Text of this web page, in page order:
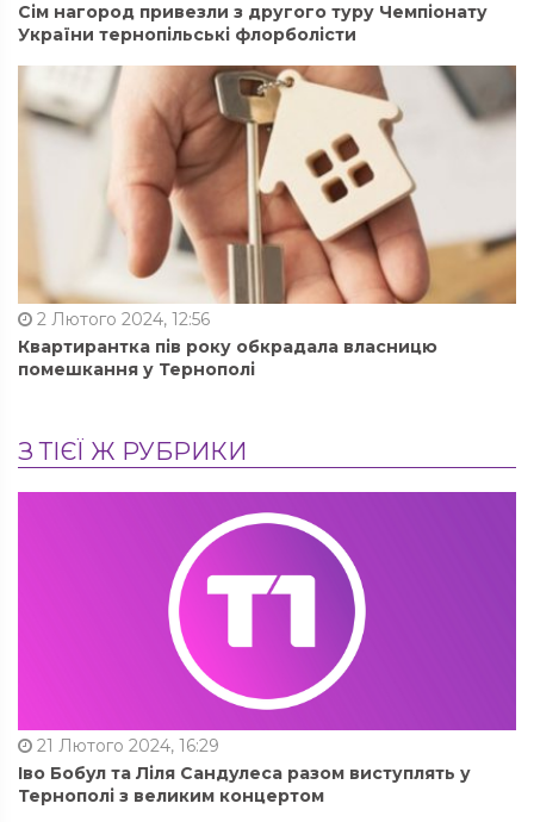
Сім нагород привезли з другого туру Чемпіонату
України тернопільські флорболісти
2 Лютого 2024, 12:56
Квартирантка пів року обкрадала власницю
помешкання у Тернополі
З ТІЄЇ Ж РУБРИКИ
21 Лютого 2024, 16:29
Іво Бобул та Ліля Сандулеса разом виступлять у
Тернополі з великим концертом